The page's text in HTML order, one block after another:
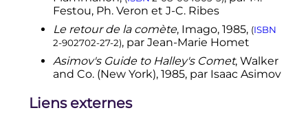
plus grand, qui se déplaçant dans
des régions plus éloignées du Soleil,
deviennent très obscures ; et
n'ayant pas de queue, passent vers
nous en restant invisibles. ».
Edmond Halley, «
of the cause of the Change of the
Variation of the Magnetic Needle;
Festou, Ph. Veron et J-C. Ribes
Le retour de la comète, Imago, 1985, (ISBN
2-902702-27-2), par Jean-Marie Homet
Asimov's Guide to Halley's Comet, Walker
and Co. (New York), 1985, par Isaac Asimov
Liens externes